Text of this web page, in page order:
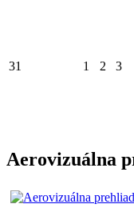
31 1 2 3
Aerovizuálna